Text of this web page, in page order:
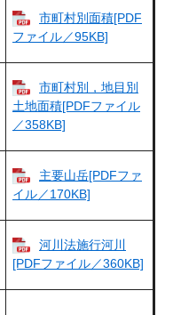
市町村別面積[PDF
ファイル／95KB]
市町村別，地目別
土地面積[PDFファイル
／358KB]
主要山岳[PDFファ
イル／170KB]
河川法施行河川
[PDFファイル／360KB]